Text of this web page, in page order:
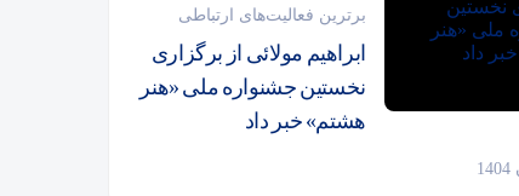
برترین فعالیت‌های ارتباطی
ابراهیم مولائی از برگزاری
نخستین جشنواره ملی «هنر
هشتم» خبر داد